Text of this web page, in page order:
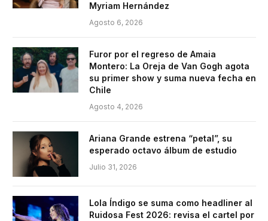
Myriam Hernández
Agosto 6, 2026
Furor por el regreso de Amaia
Montero: La Oreja de Van Gogh agota
su primer show y suma nueva fecha en
Chile
Agosto 4, 2026
Ariana Grande estrena “petal”, su
esperado octavo álbum de estudio
Julio 31, 2026
Lola Índigo se suma como headliner al
Ruidosa Fest 2026: revisa el cartel por